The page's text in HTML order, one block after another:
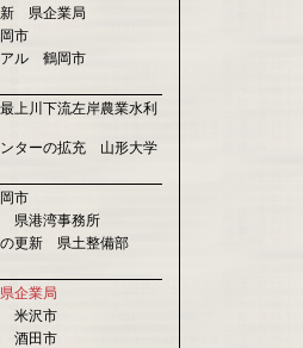
新 県企業局
市
アル 鶴岡市
上川下流左岸農業水利
ターの拡充 山形大学
市
県港湾事務所
の更新 県土整備部
企業局
米沢市
酒田市